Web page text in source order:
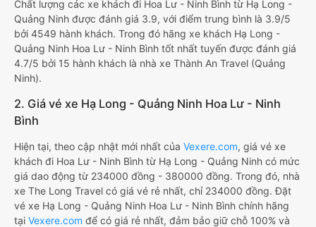
Chất lượng các xe khách đi Hoa Lư - Ninh Bình từ Hạ Long -
Quảng Ninh được đánh giá 3.9, với điểm trung bình là 3.9/5
bởi 4549 hành khách. Trong đó hãng xe khách Hạ Long -
Quảng Ninh Hoa Lư - Ninh Bình tốt nhất tuyến được đánh giá
4.7/5 bởi 15 hành khách là nhà xe Thành An Travel (Quảng
Ninh).
2. Giá vé xe Hạ Long - Quảng Ninh Hoa Lư - Ninh
Bình
Hiện tại, theo cập nhật mới nhất của Vexere.com, giá vé xe
khách đi Hoa Lư - Ninh Bình từ Hạ Long - Quảng Ninh có mức
giá dao động từ 234000 đồng - 380000 đồng. Trong đó, nhà
xe The Long Travel có giá vé rẻ nhất, chỉ 234000 đồng. Đặt
vé xe Hạ Long - Quảng Ninh Hoa Lư - Ninh Bình chính hãng
tại Vexere.com để có giá rẻ nhất, đảm bảo giữ chỗ 100% và